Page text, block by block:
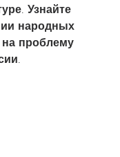
Узнайте
народных
на проблему